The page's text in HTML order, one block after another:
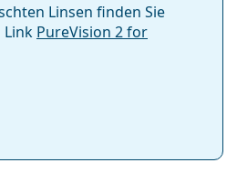
Linsen finden Sie
PureVision 2 for